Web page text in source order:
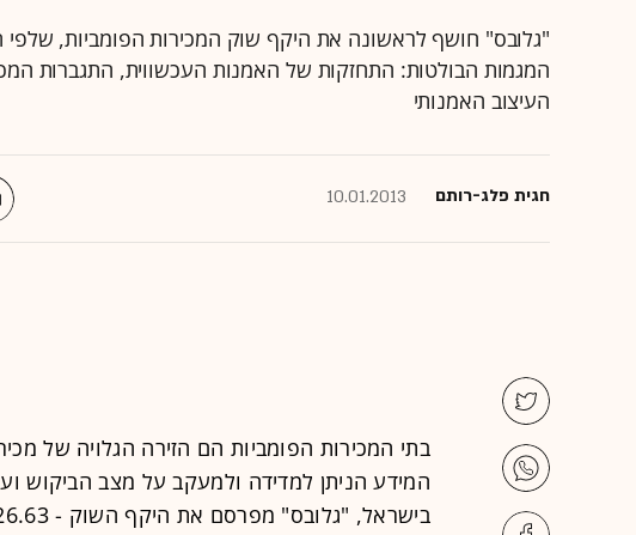
המגמות הבולטות: התחזקות של האמנות העכשווית, התגברות
העיצוב האמנותי
חגית פלג-רותם 10.01.2013
בתי המכירות הפומביות הם הזירה הגלויה של
המידע הניתן למדידה ולמעקב על מצב הביקוש